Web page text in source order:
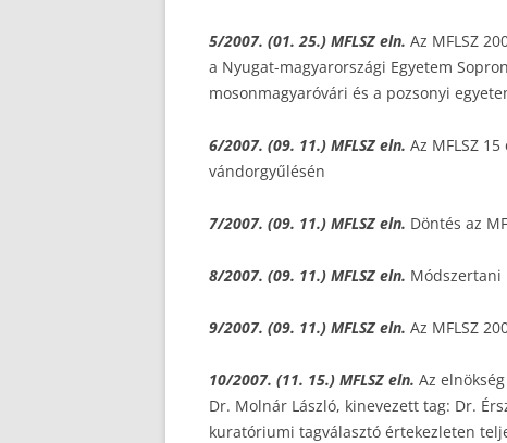
5/2007. (01. 25.) MFLSZ eln. Az MFLSZ
a Nyugat-magyarországi Egyetem
mosonmagyaróvári és a pozsonyi
6/2007. (09. 11.) MFLSZ eln. Az MFLSZ
vándorgyűlésén
7/2007. (09. 11.) MFLSZ eln. Döntés az
8/2007. (09. 11.) MFLSZ eln. Módszertani
9/2007. (09. 11.) MFLSZ eln. Az MFLSZ
10/2007. (11. 15.) MFLSZ eln. Az
Dr. Molnár László, kinevezett tag: Dr.
kuratóriumi tagválasztó értekezleten